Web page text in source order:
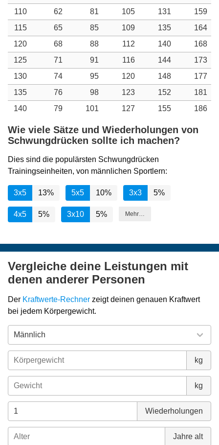
110
62 81 105 131
159
115
65 85 109 135
164
120
68 88 112 140
168
125
71 91 116 144
173
130
74 95 120 148
177
135
76 98 123 152
181
140
79 101 127 155 186
Wie viele Sätze und Wiederholungen von
Schwungdrücken sollte ich machen?
Dies sind die populärsten Schwungdrücken
Trainingseinheiten, von männlichen Sportlern:
3x5 13% 5x5 10% 3x3 5%
4x5 5% 3x10 5% Mehr…
Vergleiche deine Leistungen mit
denen anderer Personen
Der Kraftwerte-Rechner zeigt deinen genauen Kraftwert
bei jedem Körpergewicht.
kg
kg
Wiederholungen
Jahre alt